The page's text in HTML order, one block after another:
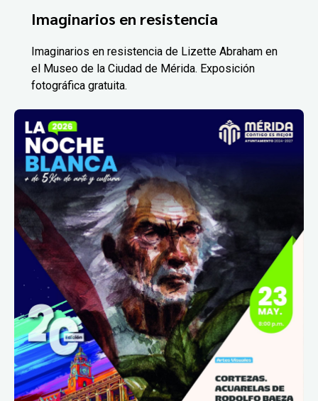
Imaginarios en resistencia
Imaginarios en resistencia de Lizette Abraham en
el Museo de la Ciudad de Mérida. Exposición
fotográfica gratuita.